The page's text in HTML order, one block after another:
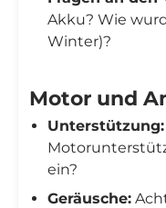
Akku? Wie
Winter)?
Motor und
Unterstützung:
ein?
Geräusche: